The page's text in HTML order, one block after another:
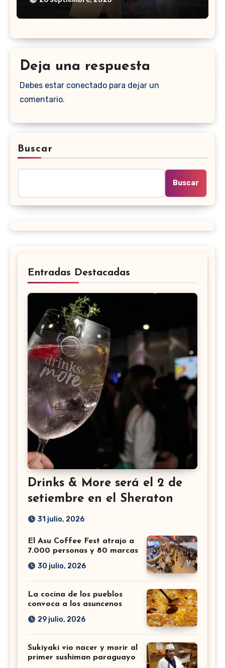
Deja una respuesta
Debes estar conectado para dejar un
comentario.
Buscar
Buscar
Entradas Destacadas
Drinks & More será el 2 de
setiembre en el Sheraton
31 julio, 2026
El Asu Coffee Fest atrajo a
7.000 personas y 80 marcas
30 julio, 2026
La cocina de los pueblos
convoca a los asuncenos
29 julio, 2026
Sukiyaki vio nacer y morir al
primer sushiman paraguayo